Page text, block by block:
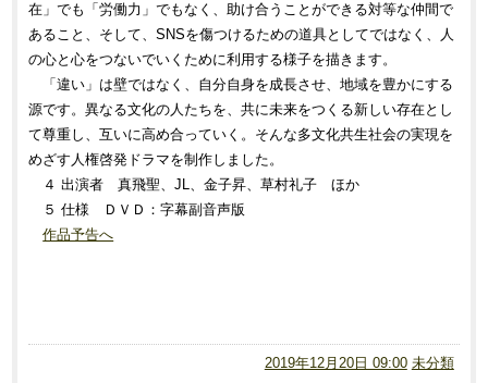
在」でも「労働力」でもなく、助け合うことができる対等な仲間で
あること、そして、SNSを傷つけるための道具としてではなく、人
の心と心をつないでいくために利用する様子を描きます。
「違い」は壁ではなく、自分自身を成長させ、地域を豊かにする
源です。異なる文化の人たちを、共に未来をつくる新しい存在とし
て尊重し、互いに高め合っていく。そんな多文化共生社会の実現を
めざす人権啓発ドラマを制作しました。
４ 出演者 真飛聖、JL、金子昇、草村礼子 ほか
５ 仕様 ＤＶＤ：字幕副音声版
作品予告へ
2019年12月20日 09:00 未分類